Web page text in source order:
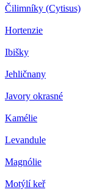
Čilimníky (Cytisus)
Hortenzie
Ibišky
Jehličnany
Javory okrasné
Kamélie
Levandule
Magnólie
Motýlí keř